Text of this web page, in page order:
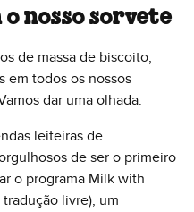
o nosso sorvete
de massa de biscoito,
em todos os nossos
dar uma olhada:
leiteiras de
de ser o primeiro
o programa Milk with
livre), um